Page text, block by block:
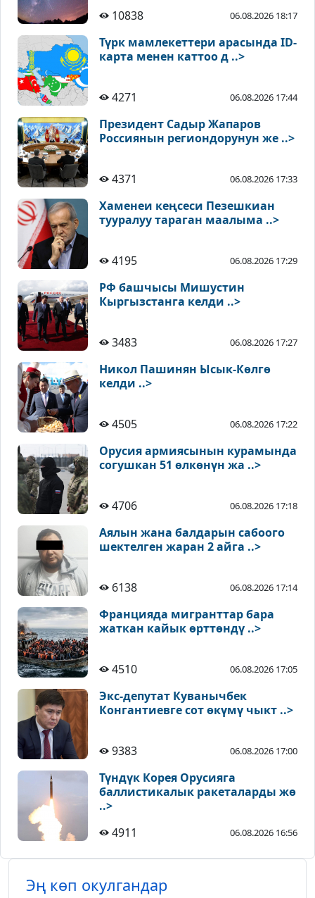
10838 06.08.2026 18:17
Түрк мамлекеттери арасында ID-
карта менен каттоо д ..>
4271 06.08.2026 17:44
Президент Садыр Жапаров
Россиянын региондорунун же ..>
4371 06.08.2026 17:33
Хаменеи кеңсеси Пезешкиан
тууралуу тараган маалыма ..>
4195 06.08.2026 17:29
РФ башчысы Мишустин
Кыргызстанга келди ..>
3483 06.08.2026 17:27
Никол Пашинян Ысык-Көлгө
келди ..>
4505 06.08.2026 17:22
Орусия армиясынын курамында
согушкан 51 өлкөнүн жа ..>
4706 06.08.2026 17:18
Аялын жана балдарын сабоого
шектелген жаран 2 айга ..>
6138 06.08.2026 17:14
Францияда мигранттар бара
жаткан кайык өрттөндү ..>
4510 06.08.2026 17:05
Экс-депутат Куванычбек
Конгантиевге сот өкүмү чыкт ..>
9383 06.08.2026 17:00
Түндүк Корея Орусияга
баллистикалык ракеталарды жө
..>
4911
06.08.2026 16:56
Эң көп окулгандар